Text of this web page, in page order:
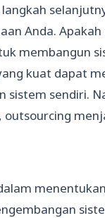
Anda.
membangun
kuat dapat
sendiri.